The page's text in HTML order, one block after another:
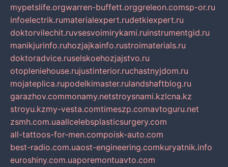
mypetslife.orgwarren-buffett.orggreleon.comsp-or.ru
infoelectrik.rumaterialexpert.rudetkiexpert.ru
doktorvilechit.ruvsesvoimirykami.ruinstrumentgid.ru
manikjurinfo.ruhozjajkainfo.rustroimaterials.ru
doktoradvice.ruselskoehozjajstvo.ru
otopleniehouse.rujustinterior.ruchastnyjdom.ru
mojateplica.rupodelkimaster.rulandshaftblog.ru
garazhov.commonamy.netstroysnami.kzlcna.kz
stroyu.kzmy-vesta.comtimeszp.comavtoguru.net
zsmh.com.uaallcelebsplasticsurgery.com
all-tattoos-for-men.compoisk-auto.com
best-radio.com.uaost-engineering.comkuryatnik.info
euroshiny.com.uaporemontuavto.com